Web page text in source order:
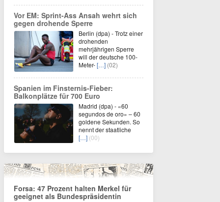
Vor EM: Sprint-Ass Ansah wehrt sich
gegen drohende Sperre
Berlin (dpa) - Trotz einer
drohenden
mehrjährigen Sperre
will der deutsche 100-
Meter-[…] (02)
Spanien im Finsternis-Fieber:
Balkonplätze für 700 Euro
Madrid (dpa) - «60
segundos de oro» – 60
goldene Sekunden. So
nennt der staatliche
[…] (00)
Forsa: 47 Prozent halten Merkel für
geeignet als Bundespräsidentin